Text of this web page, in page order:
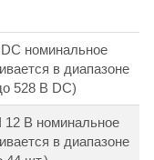
номинальное
в диапазоне
528 В DC)
12 В номинальное
в диапазоне